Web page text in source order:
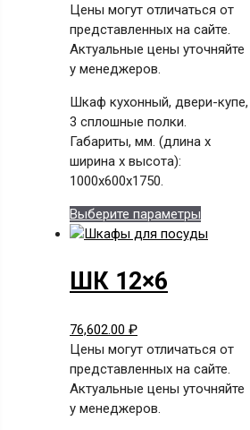
Цены могут отличаться от
представленных на сайте.
Актуальные цены уточняйте
у менеджеров.
Шкаф кухонный, двери-купе,
3 сплошные полки.
Габариты, мм. (длина х
ширина х высота):
1000x600x1750.
Выберите параметры
товар
выбрать
на
странице
ШК 12×6
76,602.00 ₽
Цены могут отличаться от
представленных на сайте.
Актуальные цены уточняйте
у менеджеров.